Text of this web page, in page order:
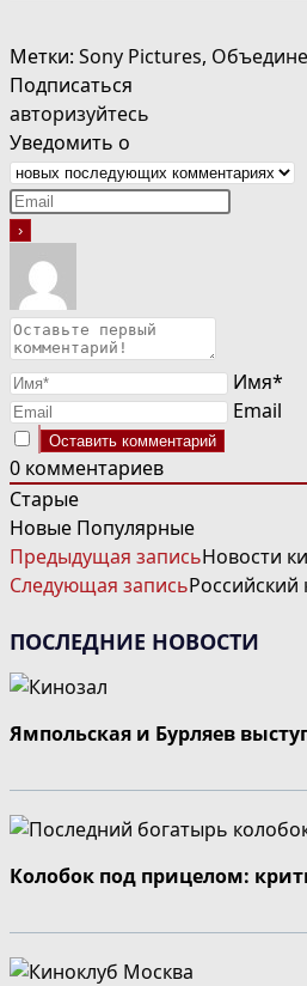
Метки: Sony Pictures,
Подписаться
авторизуйтесь
Уведомить о
Имя*
Email
0 комментариев
Старые
Новые Популярные
ЧИТАТЬ
ДАЛЕЕ
СТАТЬИ
Предыдущая записьНовости
Следующая запись
ПОСЛЕДНИЕ НОВОСТИ
Ямпольская и Бурляев
Колобок под прицелом: